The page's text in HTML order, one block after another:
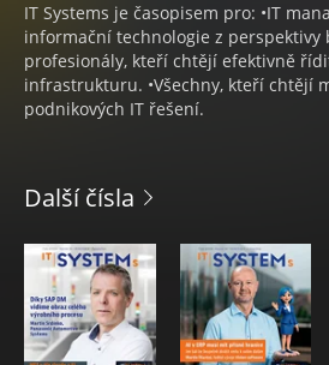
IT Systems je časopisem pro: •IT
informační technologie z perspektivy
profesionály, kteří chtějí efektivně
infrastrukturu. •Všechny, kteří chtějí
podnikových IT řešení.
Další čísla